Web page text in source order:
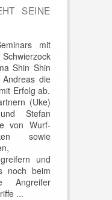
SEINE
mit
Shin Shin
die
Erfolg ab.
(Uke)
Stefan
von Wurf-
sowie
und
noch beim
Angreifer
...